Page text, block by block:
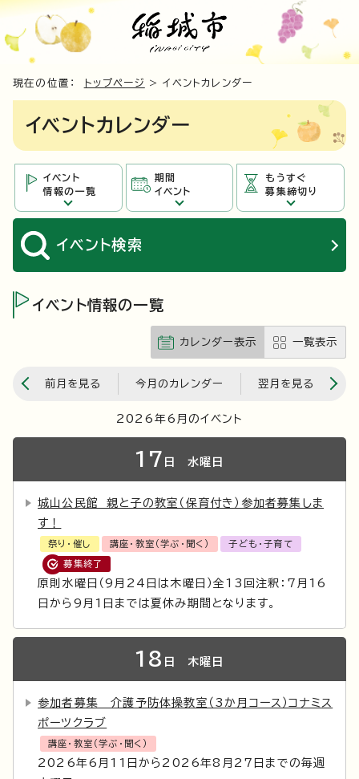
現在の位置： トップページ > イベントカレンダー
イベントカレンダー
イベント
情報の一覧
期間
イベント
もうすぐ
募集締切り
イベント検索
イベント情報の一覧
カレンダー表示 一覧表示
前月を見る 今月のカレンダー 翌月を見る
2026年6月のイベント
17 日 水曜日
城山公民館 親と子の教室（保育付き）参加者募集しま
す！
祭り・催し 講座・教室（学ぶ・聞く） 子ども・子育て
募集終了
原則水曜日（9月24日は木曜日）全13回注釈：7月16
日から9月1日までは夏休み期間となります。
18 日 木曜日
参加者募集 介護予防体操教室（3か月コース）コナミス
ポーツクラブ
講座・教室（学ぶ・聞く）
2026年6月11日から2026年8月27日までの毎週